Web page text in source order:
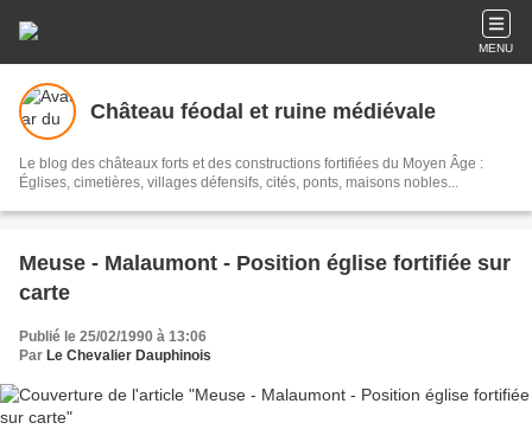
MENU
Château féodal et ruine médiévale
Le blog des châteaux forts et des constructions fortifiées du Moyen Âge :
Églises, cimetières, villages défensifs, cités, ponts, maisons nobles...
Meuse - Malaumont - Position église fortifiée sur
carte
Publié le 25/02/1990 à 13:06
Par Le Chevalier Dauphinois